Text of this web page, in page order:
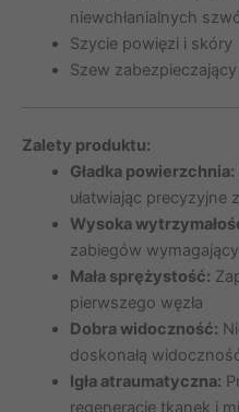
niewchłanialnych
Szycie powięzi i skóry
Szew
Zalety produktu:
Gładka powierzchnia:
ułatwiając precyzyjne
Wysoka
zabiegów
Mała sprężystość:
pierwszego węzła
Dobra widoczność:
doskonałą
Igła atraumatyczna:
regenerację tkanek i